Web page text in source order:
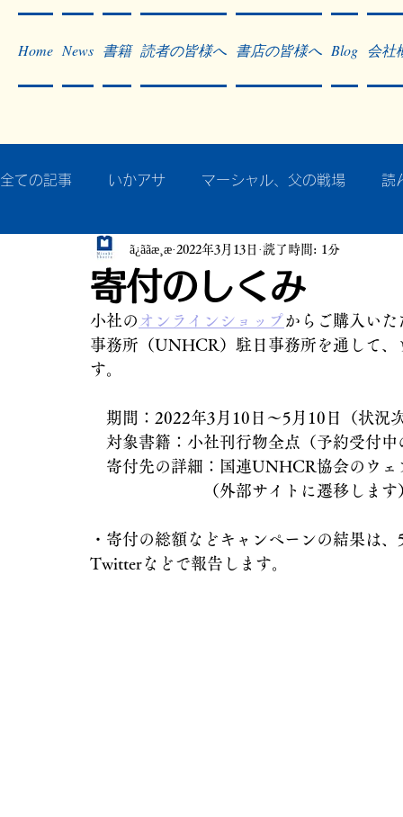
Home News 書籍 読者の皆様へ 書店の皆様へ Blog 会社
全ての記事 いかアサ マーシャル、父の戦場 読
秘蔵写真200枚でたどるアジア・太平洋戦争
作った本・作っている本 記事掲載・広告 病気
寄付のしくみ
ã¿ããæ¸æ 2022年3月13日 読了時間: 1分
小社の オンラインショップからご購入い
事務所（UNHCR）駐日事務所を通して
す。
期間：2022年3月10日～5月10日（状況
対象書籍：小社刊行物全点（予約受付中
寄付先の詳細：国連UNHCR協会のウェ
（外部サイトに遷移します
・寄付の総額などキャンペーンの結果は
Twitterなどで報告します。